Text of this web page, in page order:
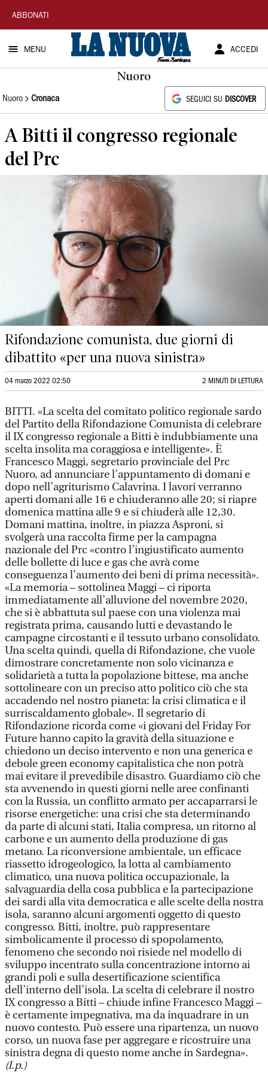
La
Nuova
Sardegna
ABBONATI
MENU ACCEDI
Nuoro
Nuoro Cronaca SEGUICI SU DISCOVER
A Bitti il congresso regionale
del Prc
Rifondazione comunista, due giorni di
dibattito «per una nuova sinistra»
04 marzo 2022 02:50 2 MINUTI DI LETTURA
BITTI. «La scelta del comitato politico regionale sardo
del Partito della Rifondazione Comunista di celebrare
il IX congresso regionale a Bitti è indubbiamente una
scelta insolita ma coraggiosa e intelligente». È
Francesco Maggi, segretario provinciale del Prc
Nuoro, ad annunciare l’appuntamento di domani e
dopo nell’agriturismo Calavrina. I lavori verranno
aperti domani alle 16 e chiuderanno alle 20; si riapre
domenica mattina alle 9 e si chiuderà alle 12,30.
Domani mattina, inoltre, in piazza Asproni, si
svolgerà una raccolta firme per la campagna
nazionale del Prc «contro l’ingiustificato aumento
delle bollette di luce e gas che avrà come
conseguenza l’aumento dei beni di prima necessità».
«La memoria – sottolinea Maggi – ci riporta
immediatamente all’alluvione del novembre 2020,
che si è abbattuta sul paese con una violenza mai
registrata prima, causando lutti e devastando le
campagne circostanti e il tessuto urbano consolidato.
Una scelta quindi, quella di Rifondazione, che vuole
dimostrare concretamente non solo vicinanza e
solidarietà a tutta la popolazione bittese, ma anche
sottolineare con un preciso atto politico ciò che sta
accadendo nel nostro pianeta: la crisi climatica e il
surriscaldamento globale». Il segretario di
Rifondazione ricorda come «i giovani del Friday For
Future hanno capito la gravità della situazione e
chiedono un deciso intervento e non una generica e
debole green economy capitalistica che non potrà
mai evitare il prevedibile disastro. Guardiamo ciò che
sta avvenendo in questi giorni nelle aree confinanti
con la Russia, un conflitto armato per accaparrarsi le
risorse energetiche: una crisi che sta determinando
da parte di alcuni stati, Italia compresa, un ritorno al
carbone e un aumento della produzione di gas
metano. La riconversione ambientale, un efficace
riassetto idrogeologico, la lotta al cambiamento
climatico, una nuova politica occupazionale, la
salvaguardia della cosa pubblica e la partecipazione
dei sardi alla vita democratica e alle scelte della nostra
isola, saranno alcuni argomenti oggetto di questo
congresso. Bitti, inoltre, può rappresentare
simbolicamente il processo di spopolamento,
fenomeno che secondo noi risiede nel modello di
sviluppo incentrato sulla concentrazione intorno ai
grandi poli e sulla desertificazione scientifica
dell’interno dell’isola. La scelta di celebrare il nostro
IX congresso a Bitti – chiude infine Francesco Maggi –
è certamente impegnativa, ma da inquadrare in un
nuovo contesto. Può essere una ripartenza, un nuovo
corso, un nuova fase per aggregare e ricostruire una
sinistra degna di questo nome anche in Sardegna».
(l.p.)